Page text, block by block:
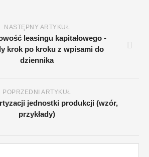
NASTĘPNY ARTYKUŁ
leasingu kapitałowego -
krok po kroku z wpisami do
dziennika
POPRZEDNI ARTYKUŁ
jednostki produkcji (wzór,
przykłady)